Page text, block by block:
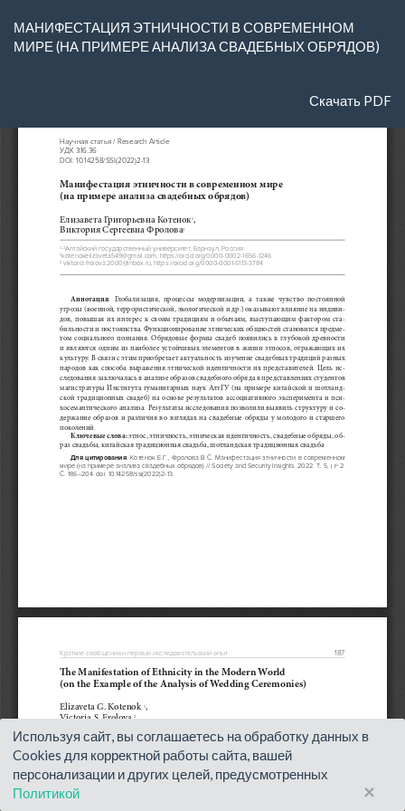
Подробностям
МАНИФЕСТАЦИЯ ЭТНИЧНОСТИ В СОВРЕМЕННОМ
МИРЕ (НА ПРИМЕРЕ АНАЛИЗА СВАДЕБНЫХ ОБРЯДОВ)
Скачать
Скачать PDF
Используя сайт, вы соглашаетесь на обработку данных в
Cookies для корректной работы сайта, вашей
персонализации и других целей, предусмотренных
Политикой
×